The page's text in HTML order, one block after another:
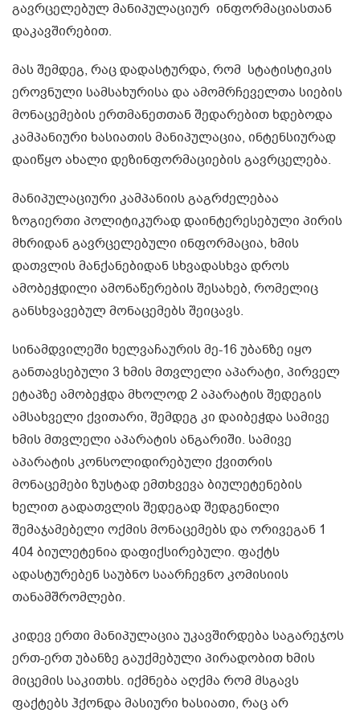
გავრცელებულ მანიპულაციურ ინფორმაციასთან
დაკავშირებით.
მას შემდეგ, რაც დადასტურდა, რომ სტატისტიკის
ეროვნული სამსახურისა და ამომრჩეველთა სიების
მონაცემების ერთმანეთთან შედარებით ხდებოდა
კამპანიური ხასიათის მანიპულაცია, ინტენსიურად
დაიწყო ახალი დეზინფორმაციების გავრცელება.
მანიპულაციური კამპანიის გაგრძელებაა
ზოგიერთი პოლიტიკურად დაინტერესებული პირის
მხრიდან გავრცელებული ინფორმაცია, ხმის
დათვლის მანქანებიდან სხვადასხვა დროს
ამობეჭდილი ამონაწერების შესახებ, რომელიც
განსხვავებულ მონაცემებს შეიცავს.
სინამდვილეში ხელვაჩაურის მე-16 უბანზე იყო
განთავსებული 3 ხმის მთვლელი აპარატი, პირველ
ეტაპზე ამობეჭდა მხოლოდ 2 აპარატის შედეგის
ამსახველი ქვითარი, შემდეგ კი დაიბეჭდა სამივე
ხმის მთვლელი აპარატის ანგარიში. სამივე
აპარატის კონსოლიდირებული ქვითრის
მონაცემები ზუსტად ემთხვევა ბიულეტენების
ხელით გადათვლის შედეგად შედგენილი
შემაჯამებელი ოქმის მონაცემებს და ორივეგან 1
404 ბიულეტენია დაფიქსირებული. ფაქტს
ადასტურებენ საუბნო საარჩევნო კომისიის
თანამშრომლები.
კიდევ ერთი მანიპულაცია უკავშირდება საგარეჯოს
ერთ-ერთ უბანზე გაუქმებული პირადობით ხმის
მიცემის საკითხს. იქმნება აღქმა რომ მსგავს
ფაქტებს ჰქონდა მასიური ხასიათი, რაც არ